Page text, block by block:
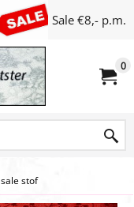
Sale €8,- p.m.
0
sale stof